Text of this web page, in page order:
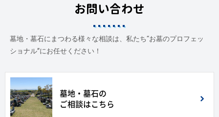
お問い合わせ
墓地・墓石にまつわる様々な相談は、私たち“お墓のプロフェッ
ショナル”にお任せください！
墓地・墓石の
ご相談はこちら